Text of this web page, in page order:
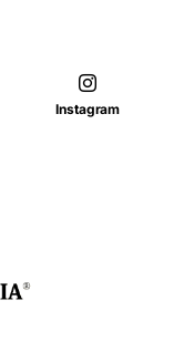
Instagram